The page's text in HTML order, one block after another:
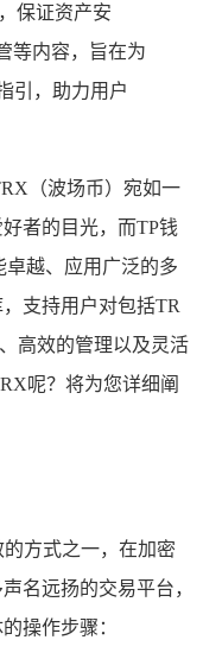
保证资产安
等内容，旨在为
引，助力用户
（波场币）宛如一
者的目光，而TP钱
卓越、应用广泛的多
支持用户对包括TR
高效的管理以及灵活
呢？将为您详细阐
方式之一，在加密
名远扬的交易平台，
操作步骤：